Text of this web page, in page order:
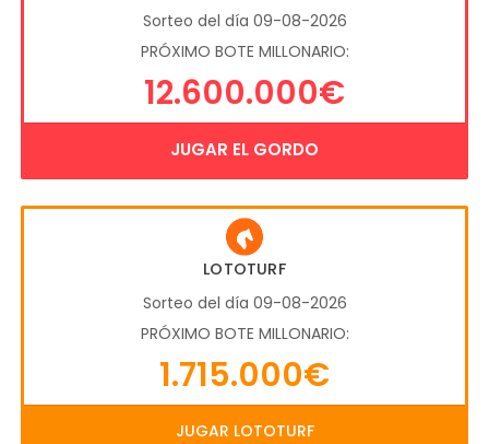
Sorteo del día 09-08-2026
PRÓXIMO BOTE MILLONARIO:
12.600.000€
JUGAR EL GORDO
LOTOTURF
Sorteo del día 09-08-2026
PRÓXIMO BOTE MILLONARIO:
1.715.000€
JUGAR LOTOTURF